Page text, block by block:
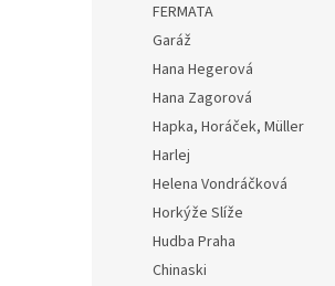
FERMATA
Garáž
Hana Hegerová
Hana Zagorová
Hapka, Horáček, Müller
Harlej
Helena Vondráčková
Horkýže Slíže
Hudba Praha
Chinaski